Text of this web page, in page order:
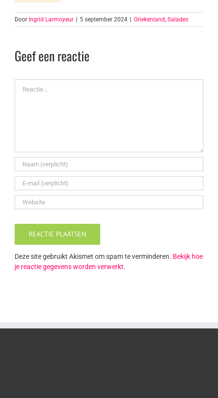
Door Ingrid Larmoyeur 5 september 2024 Griekenland, Salades
Geef een reactie
Deze site gebruikt Akismet om spam te verminderen. Bekijk hoe
je reactie gegevens worden verwerkt.